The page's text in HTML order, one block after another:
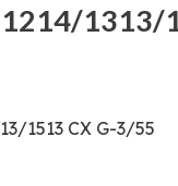
1214/1313/
1513 CX G-3/55